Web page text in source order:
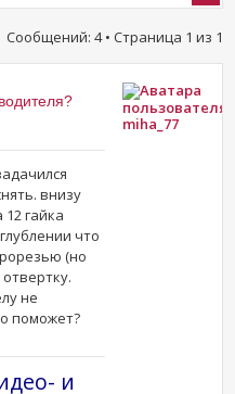
Сообщений: 4 • Страница 1 из 1
внизу
гайка
что
(но
не
поможет?
и
miha_77